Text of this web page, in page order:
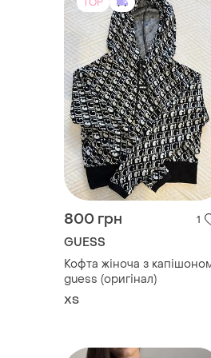
TOP
800 грн 1
GUESS
Кофта жіноча з
guess (оригінал)
ХS